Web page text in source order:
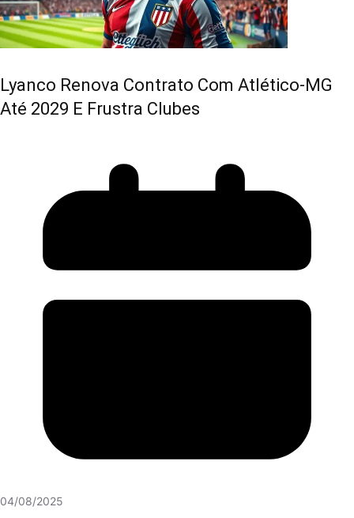
Lyanco Renova Contrato Com Atlético-MG
Até 2029 E Frustra Clubes
04/08/2025